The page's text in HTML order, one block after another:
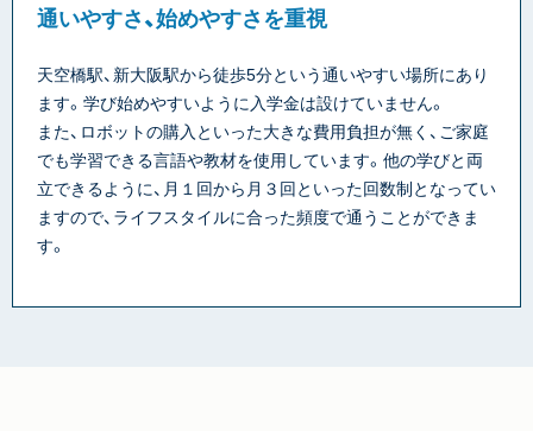
通いやすさ、始めやすさを重視
天空橋駅、新大阪駅から徒歩5分という通いやすい場所にあり
ます。学び始めやすいように入学金は設けていません。
また、ロボットの購入といった大きな費用負担が無く、ご家庭
でも学習できる言語や教材を使用しています。他の学びと両
立できるように、月１回から月３回といった回数制となってい
ますので、ライフスタイルに合った頻度で通うことができま
す。